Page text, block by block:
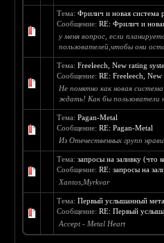
Тема:Фрилич и новая система
Сообщение:RE: Фрилич и
у меня вопрос, если
пользователей,чтобы они
Тема:Freeleech, New rating
Сообщение:RE: Freeleech,
Не понятно как новая
ждать! Как бы пользователи
Тема:Pagan-Metal
Сообщение:RE: Pagan-Metal
Из Отечественных групп
Тема:запросы на заливку (что
Сообщение:RE: запросы на
Xantos,Myrkvar
Тема:Первый услышанный
Сообщение:RE: Первый
Accept - Metal Heart